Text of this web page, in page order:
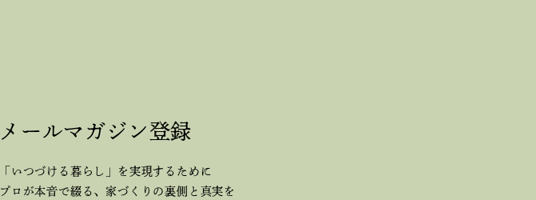
メールマガジン登録
「いつづける暮らし」を実現するために
プロが本音で綴る、家づくりの裏側と真実を